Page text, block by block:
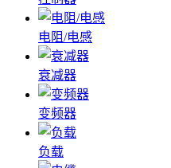
电阻/电感
衰减器
变频器
负载